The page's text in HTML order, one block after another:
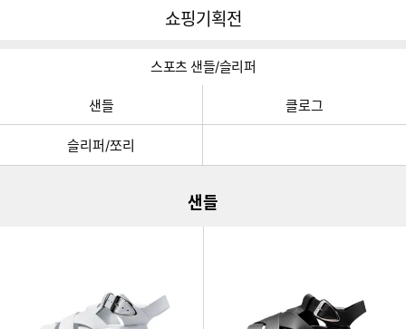
다나와
쇼핑기획전
스포츠 샌들/슬리퍼
샌들 클로그
슬리퍼/쪼리
샌들